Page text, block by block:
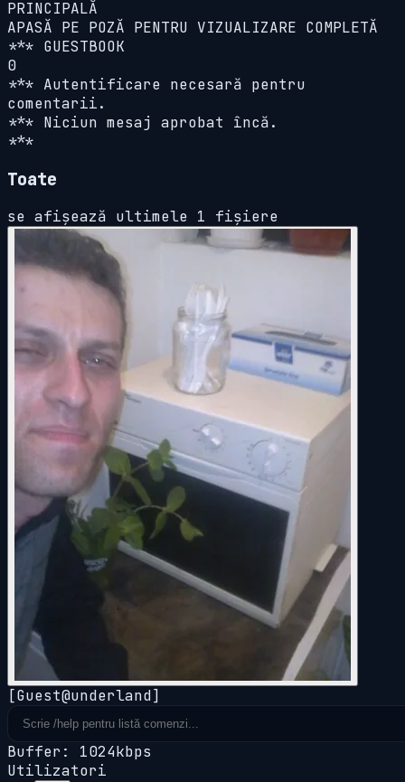
PRINCIPALĂ
APASĂ PE POZĂ PENTRU VIZUALIZARE COMPLETĂ
*** GUESTBOOK
0
*** Autentificare necesară pentru
comentarii.
*** Niciun mesaj aprobat încă.
***
Toate
se afișează ultimele 1 fișiere
[Guest@underland]
Buffer: 1024kbps
Utilizatori